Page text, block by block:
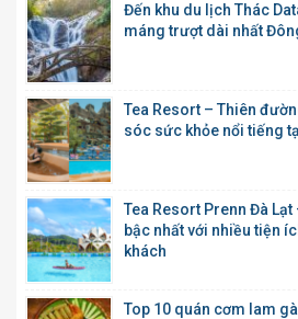
Đến khu du lịch Thác
máng trượt dài nhất
Tea Resort – Thiên
sóc sức khỏe nổi tiếng
Tea Resort Prenn Đà
bậc nhất với nhiều tiện
khách
Top 10 quán cơm lam